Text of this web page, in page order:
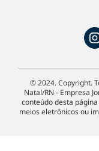
© 2024. Copyright.
Natal/RN - Empresa
conteúdo desta
meios eletrônicos ou